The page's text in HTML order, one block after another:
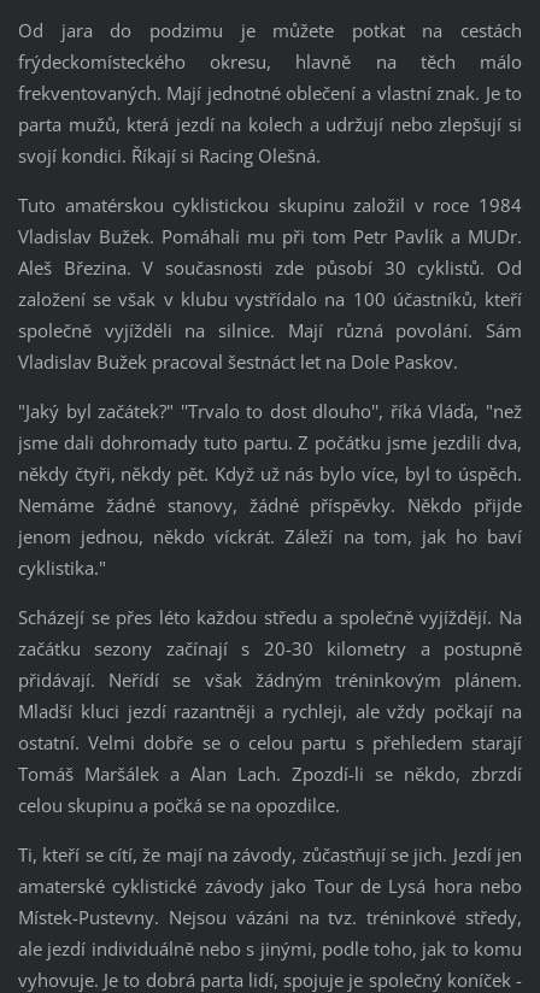
Od jara do podzimu je můžete potkat na cestách
frýdeckomísteckého okresu, hlavně na těch málo
frekventovaných. Mají jednotné oblečení a vlastní znak. Je to
parta mužů, která jezdí na kolech a udržují nebo zlepšují si
svojí kondici. Říkají si Racing Olešná.
Tuto amatérskou cyklistickou skupinu založil v roce 1984
Vladislav Bužek. Pomáhali mu při tom Petr Pavlík a MUDr.
Aleš Březina. V současnosti zde působí 30 cyklistů. Od
založení se však v klubu vystřídalo na 100 účastníků, kteří
společně vyjížděli na silnice. Mají různá povolání. Sám
Vladislav Bužek pracoval šestnáct let na Dole Paskov.
"Jaký byl začátek?" ''Trvalo to dost dlouho'', říká Vláďa, "než
jsme dali dohromady tuto partu. Z počátku jsme jezdili dva,
někdy čtyři, někdy pět. Když už nás bylo více, byl to úspěch.
Nemáme žádné stanovy, žádné příspěvky. Někdo přijde
jenom jednou, někdo víckrát. Záleží na tom, jak ho baví
cyklistika."
Scházejí se přes léto každou středu a společně vyjíždějí. Na
začátku sezony začínají s 20-30 kilometry a postupně
přidávají. Neřídí se však žádným tréninkovým plánem.
Mladší kluci jezdí razantněji a rychleji, ale vždy počkají na
ostatní. Velmi dobře se o celou partu s přehledem starají
Tomáš Maršálek a Alan Lach. Zpozdí-li se někdo, zbrzdí
celou skupinu a počká se na opozdilce.
Ti, kteří se cítí, že mají na závody, zůčastňují se jich. Jezdí jen
amaterské cyklistické závody jako Tour de Lysá hora nebo
Místek-Pustevny. Nejsou vázáni na tvz. tréninkové středy,
ale jezdí individuálně nebo s jinými, podle toho, jak to komu
vyhovuje. Je to dobrá parta lidí, spojuje je společný koníček -